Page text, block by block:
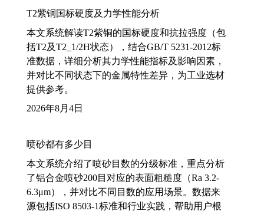
T2紫铜国标硬度及力学性能分析
本文系统解读T2紫铜的国标硬度和抗拉强度（包
括T2及T2_1/2H状态），结合GB/T 5231-2012标
准数据，详细分析其力学性能指标及影响因素，
并对比不同状态下的金属特性差异，为工业选材
提供参考。
2026年8月4日
喷砂都有多少目
本文系统介绍了喷砂目数的分级标准，重点分析
了铝合金喷砂200目对应的表面粗糙度（Ra 3.2-
6.3μm），并对比不同目数的应用场景。数据来
源包括ISO 8503-1标准和行业实践，帮助用户根